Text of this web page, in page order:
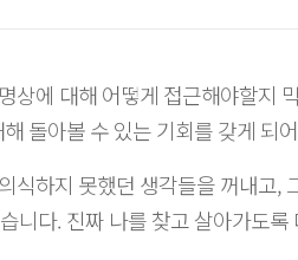
상에 대해 어떻게 접근해야할지
돌아볼 수 있는 기회를 갖게 되
식하지 못했던 생각들을 꺼내고,
니다. 진짜 나를 찾고 살아가도